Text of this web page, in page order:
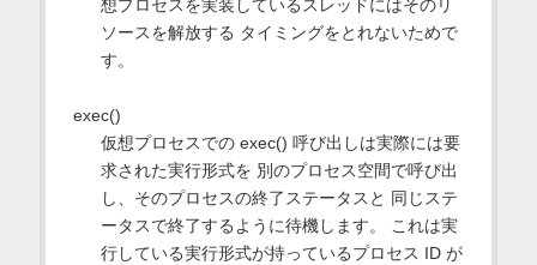
想プロセスを実装しているスレッドにはそのリ
ソースを解放する タイミングをとれないためで
す。
exec()
仮想プロセスでの exec() 呼び出しは実際には要
求された実行形式を 別のプロセス空間で呼び出
し、そのプロセスの終了ステータスと 同じステ
ータスで終了するように待機します。 これは実
行している実行形式が持っているプロセス ID が